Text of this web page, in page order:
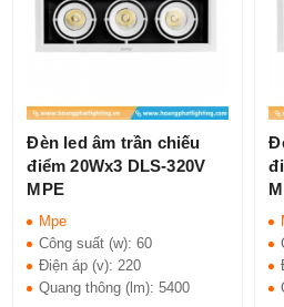
Đèn led âm trần chiếu
điểm 20Wx3 DLS-320V
MPE
Mpe
Công suất (w):60
Điện áp (v):220
Quang thông (lm):5400